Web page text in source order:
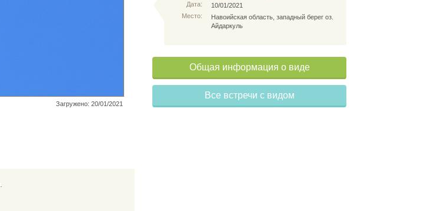
Загружено: 20/01/2021
Дата:
Место:
10/01/2021
Навоийская область, западный берег оз.
Айдаркуль
Общая информация о виде
Все встречи с видом